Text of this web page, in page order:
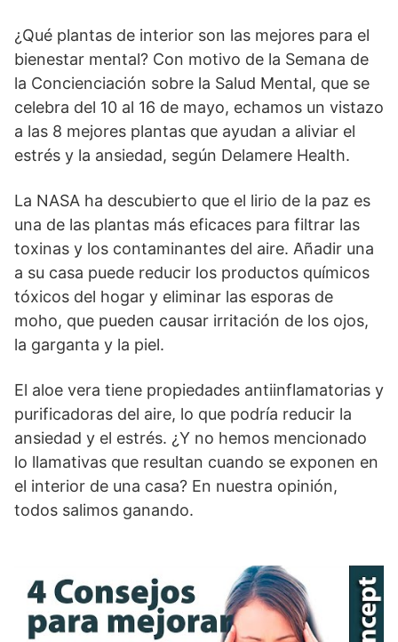
¿Qué plantas de interior son las mejores para el
bienestar mental? Con motivo de la Semana de
la Concienciación sobre la Salud Mental, que se
celebra del 10 al 16 de mayo, echamos un vistazo
a las 8 mejores plantas que ayudan a aliviar el
estrés y la ansiedad, según Delamere Health.
La NASA ha descubierto que el lirio de la paz es
una de las plantas más eficaces para filtrar las
toxinas y los contaminantes del aire. Añadir una
a su casa puede reducir los productos químicos
tóxicos del hogar y eliminar las esporas de
moho, que pueden causar irritación de los ojos,
la garganta y la piel.
El aloe vera tiene propiedades antiinflamatorias y
purificadoras del aire, lo que podría reducir la
ansiedad y el estrés. ¿Y no hemos mencionado
lo llamativas que resultan cuando se exponen en
el interior de una casa? En nuestra opinión,
todos salimos ganando.